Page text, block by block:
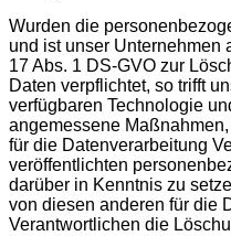
Wurden die
und ist unser Unternehmen
17 Abs. 1 DS-GVO zur
Daten verpflichtet, so trifft
verfügbaren Technologie
angemessene
für die Datenverarbeitung
veröffentlichten
darüber in Kenntnis zu
von diesen anderen für die
Verantwortlichen die